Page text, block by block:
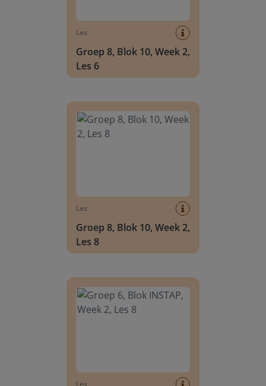
Les
Groep 8, Blok 10, Week 2,
Les 6
Les
Groep 8, Blok 10, Week 2,
Les 8
Les